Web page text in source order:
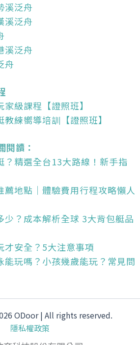
溪泛舟
溪泛舟
溪泛舟
舟
級課程【證照班】
練嚮導培訓【證照班】
閱讀：
？精選全台13大路線！新手指
薦地點｜體驗費用行程攻略懶人
少？成本解析全球 3大背包艇品
才安全？ 5大注意事項
能玩嗎？小孩幾歲能玩？常見問
ODoor | All rights reserved.
隱私權政策